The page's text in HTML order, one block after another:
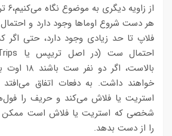
هر دست شروع اوماها وجود دارد و
فلاپ تا حد زیادی وجود دارد، حتی
بالاست،‌
خواهند داشت. به دفعات اتفاق
استریت یا فلاش می‌کند و حریف را
شخصی که استریت یا فلاش است
را از دست بدهد.